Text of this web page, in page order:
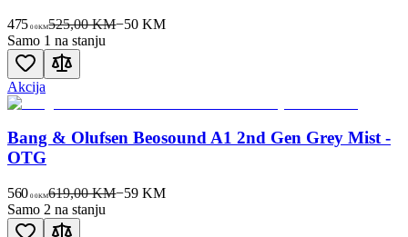
475 00KM525,00 KM−50 KM
Samo 1 na stanju
Akcija
Bang & Olufsen Beosound A1 2nd Gen Grey Mist -
OTG
560 00KM619,00 KM−59 KM
Samo 2 na stanju